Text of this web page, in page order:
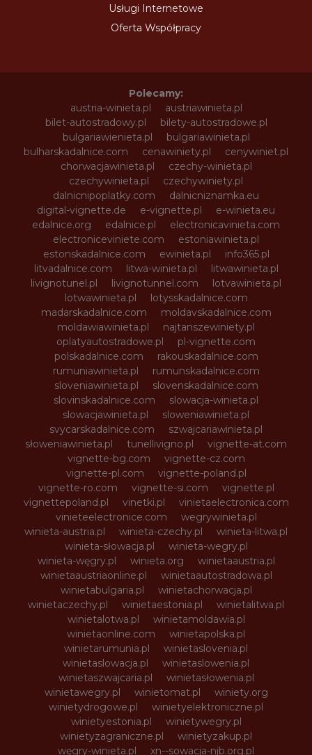
Usługi Internetowe
Oferta Współpracy
Polecamy:
austria-winieta.pl
austriawinieta.pl
bilet-autostradowy.pl
bilety-autostradowe.pl
bulgariawienieta.pl
bulgariawinieta.pl
bulharskadalnice.com
cenawiniety.pl
cenywiniet.pl
chorwacjawinieta.pl
czechy-winieta.pl
czechywinieta.pl
czechywiniety.pl
dalnicnipoplatky.com
dalnicniznamka.eu
digital-vignette.de
e-vignette.pl
e-winieta.eu
edalnice.org
edalnice.pl
electronicavinieta.com
electroniceviniete.com
estoniawinieta.pl
estonskadalnice.com
ewinieta.pl
info365.pl
litvadalnice.com
litwa-winieta.pl
litwawinieta.pl
livignotunel.pl
livignotunnel.com
lotvawinieta.pl
lotwawinieta.pl
lotysskadalnice.com
madarskadalnice.com
moldavskadalnice.com
moldawiawinieta.pl
najtanszewiniety.pl
oplatyautostradowe.pl
pl-vignette.com
polskadalnice.com
rakouskadalnice.com
rumuniawinieta.pl
rumunskadalnice.com
sloveniawinieta.pl
slovenskadalnice.com
slovinskadalnice.com
slowacja-winieta.pl
slowacjawinieta.pl
sloweniawinieta.pl
svycarskadalnice.com
szwajcariawinieta.pl
słoweniawinieta.pl
tunellivigno.pl
vignette-at.com
vignette-bg.com
vignette-cz.com
vignette-pl.com
vignette-poland.pl
vignette-ro.com
vignette-si.com
vignette.pl
vignettepoland.pl
vinetki.pl
vinietaelectronica.com
vinieteelectronice.com
wegrywinieta.pl
winieta-austria.pl
winieta-czechy.pl
winieta-litwa.pl
winieta-słowacja.pl
winieta-wegry.pl
winieta-węgry.pl
winieta.org
winietaaustria.pl
winietaaustriaonline.pl
winietaautostradowa.pl
winietabulgaria.pl
winietachorwacja.pl
winietaczechy.pl
winietaestonia.pl
winietalitwa.pl
winietalotwa.pl
winietamoldawia.pl
winietaonline.com
winietapolska.pl
winietarumunia.pl
winietaslovenia.pl
winietaslowacja.pl
winietaslowenia.pl
winietaszwajcaria.pl
winietasłowenia.pl
winietawegry.pl
winietomat.pl
winiety.org
winietydrogowe.pl
winietyelektroniczne.pl
winietyestonia.pl
winietywegry.pl
winietyzagraniczne.pl
winietyzakup.pl
węgry-winieta.pl
xn--sowacja-njb.org.pl